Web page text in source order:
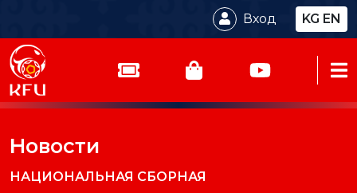
Вход KG EN
Новости
НАЦИОНАЛЬНАЯ СБОРНАЯ